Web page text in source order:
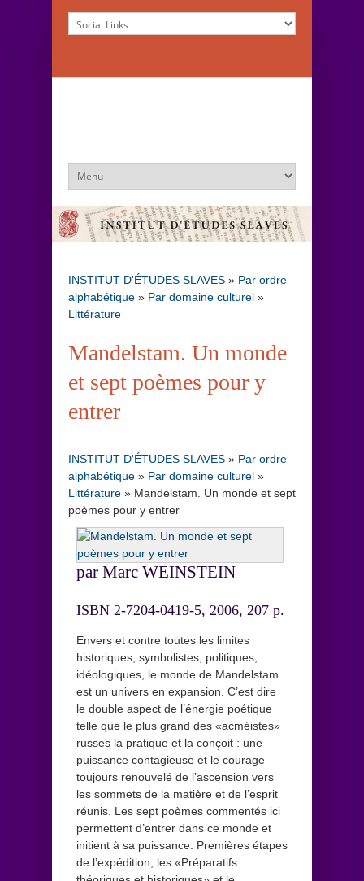
INSTITUT D'ÉTUDES SLAVES » Par ordre
alphabétique » Par domaine culturel »
Littérature
Mandelstam. Un monde
et sept poèmes pour y
entrer
INSTITUT D'ÉTUDES SLAVES » Par ordre
alphabétique » Par domaine culturel »
Littérature » Mandelstam. Un monde et sept
poèmes pour y entrer
par Marc WEINSTEIN
ISBN 2-7204-0419-5, 2006, 207 p.
Envers et contre toutes les limites
historiques, symbolistes, politiques,
idéologiques, le monde de Mandelstam
est un univers en expansion. C’est dire
le double aspect de l’énergie poétique
telle que le plus grand des «acméistes»
russes la pratique et la conçoit : une
puissance contagieuse et le courage
toujours renouvelé de l’ascension vers
les sommets de la matière et de l’esprit
réunis. Les sept poèmes commentés ici
permettent d’entrer dans ce monde et
initient à sa puissance. Premières étapes
de l’expédition, les «Préparatifs